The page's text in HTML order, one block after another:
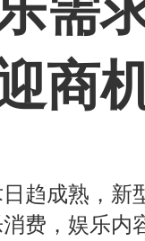
商
趋成熟，新
费，娱乐内